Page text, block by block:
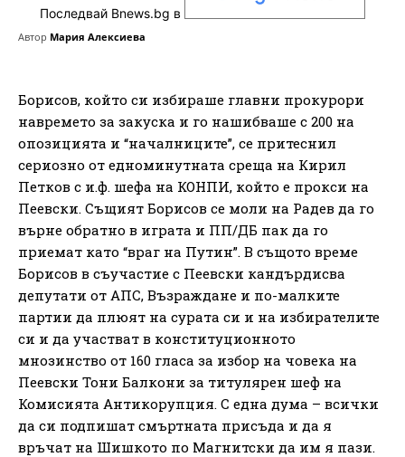
Последвай Bnews.bg в
Автор Мария Алексиева
Борисов, който си избираше главни прокурори
навремето за закуска и го нашибваше с 200 на
опозицията и “началниците”, се притеснил
сериозно от едноминутната среща на Кирил
Петков с и.ф. шефа на КОНПИ, който е прокси на
Пеевски. Същият Борисов се моли на Радев да го
върне обратно в играта и ПП/ДБ пак да го
приемат като “враг на Путин”. В същото време
Борисов в съучастие с Пеевски кандърдисва
депутати от АПС, Възраждане и по-малките
партии да плюят на сурата си и на избирателите
си и да участват в конституционното
мнозинство от 160 гласа за избор на човека на
Пеевски Тони Балкони за титулярен шеф на
Комисията Антикорупция. С една дума – всички
да си подпишат смъртната присъда и да я
връчат на Шишкото по Магнитски да им я пази.